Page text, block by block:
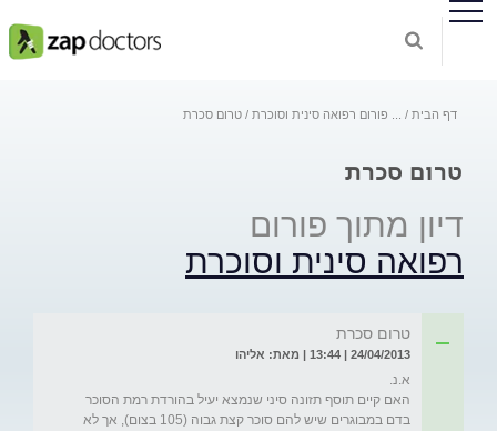
דף הבית פורום רפואה סינית וסוכרת טרום סכרת
טרום סכרת
דיון מתוך פורום
רפואה סינית וסוכרת
טרום סכרת
24/04/2013 | 13:44 | מאת: אליהו
האם קיים תוסף תזונה סיני שנמצא יעיל בהורדת רמת הסוכר
בדם במבוגרים שיש להם סוכר קצת גבוה (105 בצום), אך לא